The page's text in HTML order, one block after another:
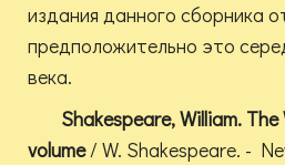
издания данного сборника
предположительно это
века.
Shakespeare, William.
volume/ W. Shakespeare. -